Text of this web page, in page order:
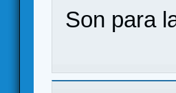
Son para